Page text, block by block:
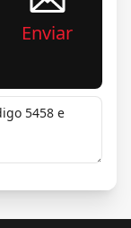
Enviar